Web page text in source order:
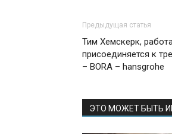
Предыдущая статья
Тим Хемскерк,
присоединяется к
– BORA – hansgrohe
ЭТО МОЖЕТ БЫТЬ